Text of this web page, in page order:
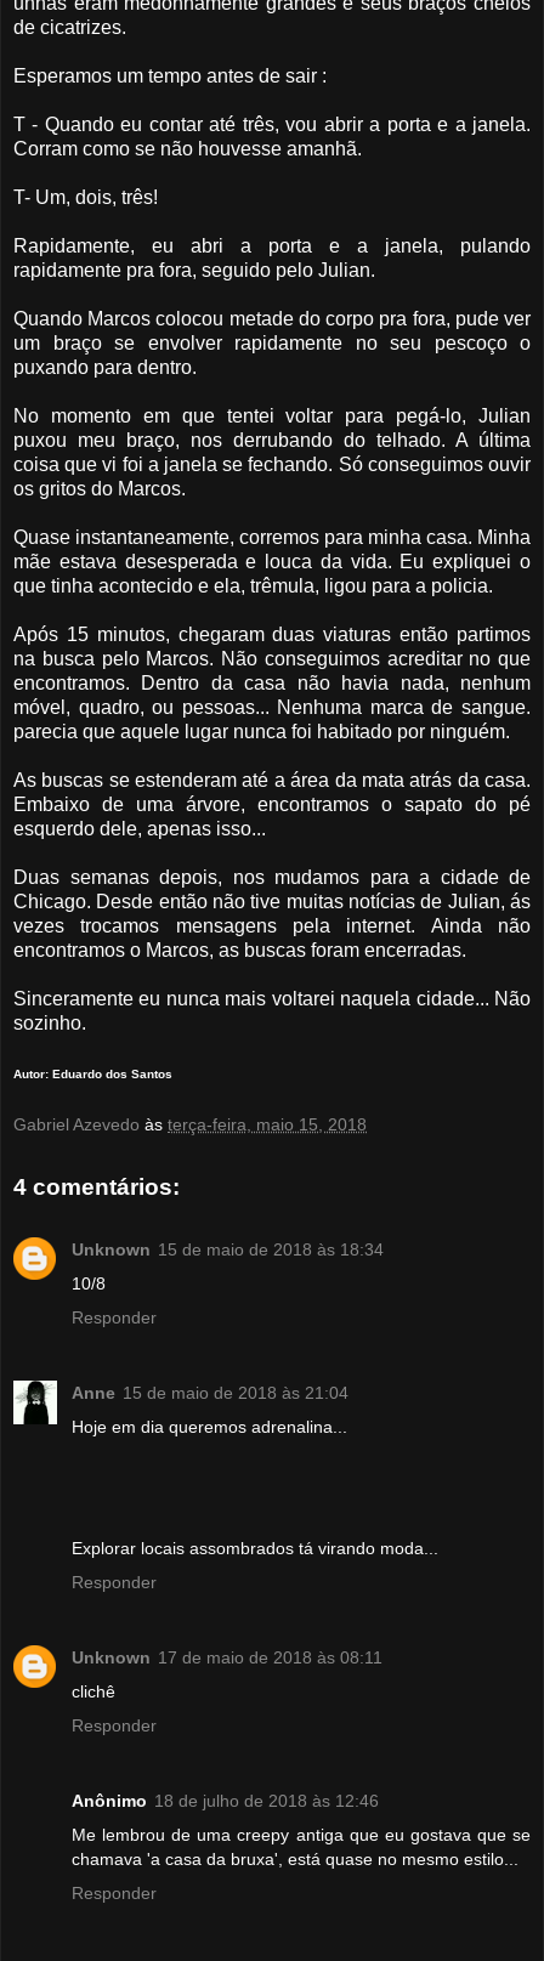
de cicatrizes.
Esperamos um tempo antes de sair :
T - Quando eu contar até três, vou abrir a porta e a janela.
Corram como se não houvesse amanhã.
T- Um, dois, três!
Rapidamente, eu abri a porta e a janela, pulando
rapidamente pra fora, seguido pelo Julian.
Quando Marcos colocou metade do corpo pra fora, pude ver
um braço se envolver rapidamente no seu pescoço o
puxando para dentro.
No momento em que tentei voltar para pegá-lo, Julian
puxou meu braço, nos derrubando do telhado. A última
coisa que vi foi a janela se fechando. Só conseguimos ouvir
os gritos do Marcos.
Quase instantaneamente, corremos para minha casa. Minha
mãe estava desesperada e louca da vida. Eu expliquei o
que tinha acontecido e ela, trêmula, ligou para a policia.
Após 15 minutos, chegaram duas viaturas então partimos
na busca pelo Marcos. Não conseguimos acreditar no que
encontramos. Dentro da casa não havia nada, nenhum
móvel, quadro, ou pessoas... Nenhuma marca de sangue.
parecia que aquele lugar nunca foi habitado por ninguém.
As buscas se estenderam até a área da mata atrás da casa.
Embaixo de uma árvore, encontramos o sapato do pé
esquerdo dele, apenas isso...
Duas semanas depois, nos mudamos para a cidade de
Chicago. Desde então não tive muitas notícias de Julian, ás
vezes trocamos mensagens pela internet. Ainda não
encontramos o Marcos, as buscas foram encerradas.
Sinceramente eu nunca mais voltarei naquela cidade... Não
sozinho.
Autor: Eduardo dos Santos
Gabriel Azevedo às terça-feira, maio 15, 2018
4 comentários:
Unknown 15 de maio de 2018 às 18:34
10/8
Responder
Anne 15 de maio de 2018 às 21:04
Hoje em dia queremos adrenalina...
Explorar locais assombrados tá virando moda...
Responder
Unknown 17 de maio de 2018 às 08:11
clichê
Responder
Anônimo 18 de julho de 2018 às 12:46
Me lembrou de uma creepy antiga que eu gostava que se
chamava 'a casa da bruxa', está quase no mesmo estilo...
Responder